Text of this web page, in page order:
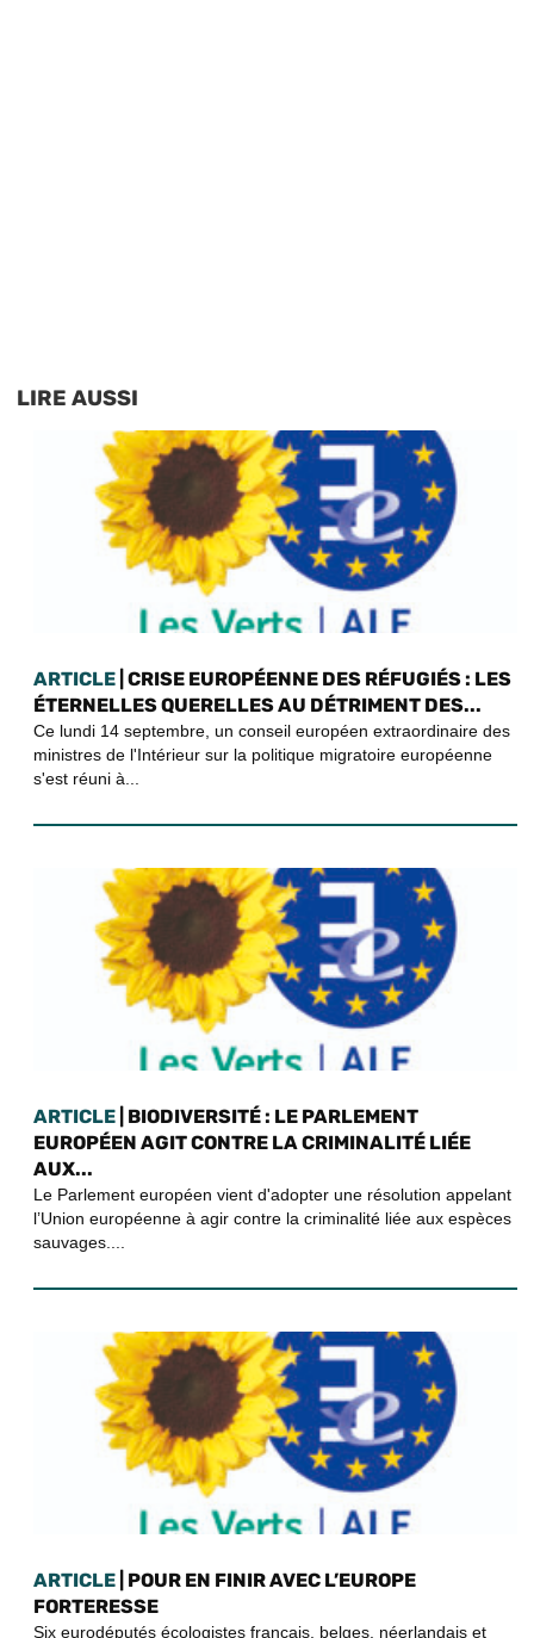
LIRE AUSSI
ARTICLE | CRISE EUROPÉENNE DES RÉFUGIÉS : LES
ÉTERNELLES QUERELLES AU DÉTRIMENT DES...
Ce lundi 14 septembre, un conseil européen extraordinaire des
ministres de l'Intérieur sur la politique migratoire européenne
s'est réuni à...
ARTICLE | BIODIVERSITÉ : LE PARLEMENT
EUROPÉEN AGIT CONTRE LA CRIMINALITÉ LIÉE
AUX...
Le Parlement européen vient d'adopter une résolution appelant
l’Union européenne à agir contre la criminalité liée aux espèces
sauvages....
ARTICLE | POUR EN FINIR AVEC L’EUROPE
FORTERESSE
Six eurodéputés écologistes français, belges, néerlandais et